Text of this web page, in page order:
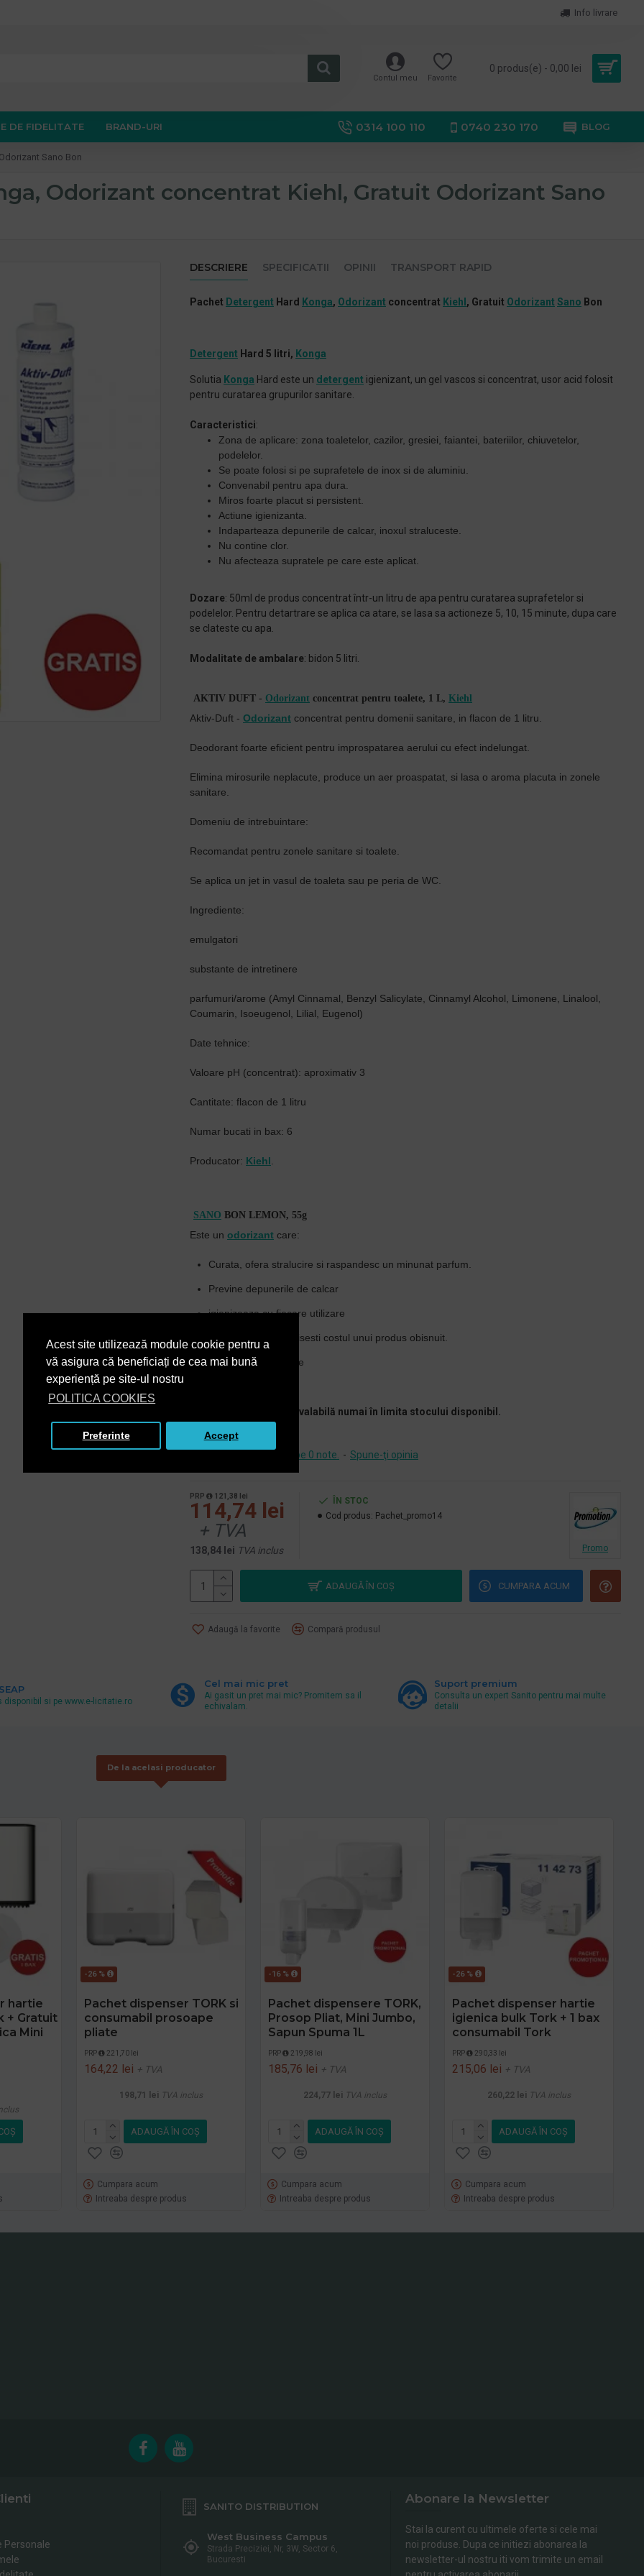
Acest site utilizează module cookie pentru a
vă asigura că beneficiați de cea mai bună
experiență pe site-ul nostru
POLITICA COOKIES
Preferinte Accept
Info livrare
Contul meu Favorite
0 produs(e) - 0,00 lei
DE FIDELITATE BRAND-URI 0314 100 110 0740 230 170 BLOG
Sano Bon
Odorizant concentrat Kiehl, Gratuit Odorizant Sano
DESCRIERE SPECIFICATII OPINII TRANSPORT RAPID
Pachet Detergent Hard Konga, Odorizant concentrat Kiehl , Gratuit Odorizant Sano Bon
Detergent Hard 5 litri, Konga
Solutia Konga Hard este un detergent igienizant, un gel vascos si concentrat, usor acid folosit
pentru curatarea grupurilor sanitare.
Caracteristici:
Zona de aplicare: zona toaletelor, cazilor, gresiei, faiantei, bateriilor, chiuvetelor,
podelelor.
Se poate folosi si pe suprafetele de inox si de aluminiu.
Convenabil pentru apa dura.
Miros foarte placut si persistent.
Actiune igienizanta
Indaparteaza depunerile de calcar, inoxul straluceste.
Nu contine clor.
Nu afecteaza supratele pe care este aplicat.
Dozare: 50ml de produs concentrat într-un litru de apa pentru curatarea suprafetelor si
podelelor. Pentru detartrare se aplica ca atare, se lasa sa actioneze 5, 10, 15 minute, dupa care
se clateste cu apa.
Modalitate de ambalare: bidon 5 litri.
AKTIV DUFT - Odorizant concentrat pentru toalete, 1 L, Kiehl
Aktiv-Duft - Odorizant concentrat pentru domenii sanitare, in flacon de 1 litru.
Deodorant foarte eficient pentru improspatarea aerului cu efect indelungat.
Elimina mirosurile neplacute, produce un aer proaspatat, si lasa o aroma placuta in zonele
sanitare.
Domeniu de intrebuintare:
Recomandat pentru zonele sanitare si toalete.
Se aplica un jet in vasul de toaleta sau pe peria de WC.
Ingrediente:
emulgatori
substante de intretinere
parfumuri/arome (Amyl Cinnamal, Benzyl Salicylate, Cinnamyl Alcohol, Limonene, Linalool,
Coumarin, Isoeugenol, Lilial, Eugenol)
Date tehnice:
Valoare pH (concentrat): aproximativ 3
Cantitate: flacon de 1 litru
Numar bucati in bax: 6
Producator: Kiehl
SANO BON LEMON, 55g
Este un odorizant care:
Curata, ofera stralucire si raspandesc un minunat parfum.
Previne depunerile de calcar
igienizeaza cu fiecare utilizare
Te ajuta sa economisesti costul unui produs obisnuit.
Disponibil in 5 arome
Nota: oferta este valabilă numai în limita stocului disponibil.
Bazată pe 0 note. - Spune-ţi opinia
PRP 121,38 lei
114,74 lei
+ TVA
138,84 lei TVA inclus
ÎN STOC
Cod produs: Pachet_promo14
Promo
ADAUGĂ ÎN COŞ CUMPARA ACUM
Adaugă la favorite Compară produsul
disponibil si pe www.e-licitatie.ro
Cel mai mic pret
Ai gasit un pret mai mic? Promitem sa il
echivalam.
Suport premium
Consulta un expert Sanito pentru mai multe
detalii
De la acelasi producator
hartie
+ Gratuit
Mini
-26 %
Pachet dispenser TORK si
consumabil prosoape
pliate
PRP 221,70 lei
164,22 lei + TVA
198,71 lei TVA inclus
ADAUGĂ ÎN COŞ
Cumpara acum
Intreaba despre produs
-16 %
Pachet dispensere TORK,
Prosop Pliat, Mini Jumbo,
Sapun Spuma 1L
PRP 219,98 lei
185,76 lei + TVA
224,77 lei TVA inclus
ADAUGĂ ÎN COŞ
Cumpara acum
Intreaba despre produs
-26 %
Pachet dispenser hartie
igienica bulk Tork + 1 bax
consumabil Tork
PRP 290,33 lei
215,06 lei + TVA
260,22 lei TVA inclus
ADAUGĂ ÎN COŞ
Cumpara acum
Intreaba despre produs
Personale
SANITO DISTRIBUTION
West Business Campus
Strada Preciziei, Nr, 3W, Sector 6,
Bucuresti
Abonare la Newsletter
Stai la curent cu ultimele oferte si cele mai
noi produse. Dupa ce initiezi abonarea la
newsletter-ul nostru iti vom trimite un email